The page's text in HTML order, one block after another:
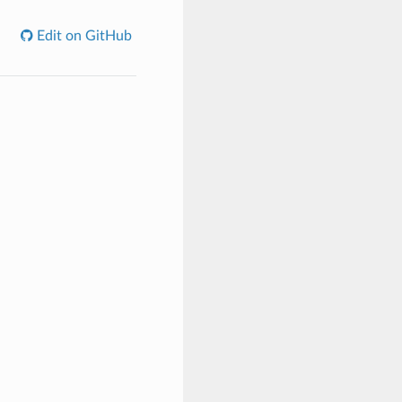
Edit on GitHub